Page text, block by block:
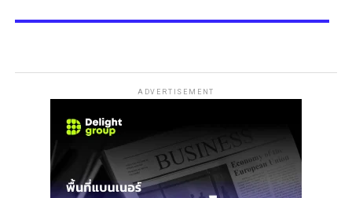
ADVERTISEMENT